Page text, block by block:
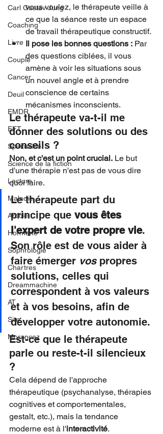
Carl Gustav Jung
Coaching
Livre
Couple
Cancer
Deuil
EMDR
EFT
Spiritualité
Science de la fiction
Lecture
Maladie
Article
Hormone
Sophrologie
Chartres
Dreammachine
AT
Site
Morancez
vous voulez, le thérapeute veille à
ce que la séance reste un espace
de travail thérapeutique constructif.
Il pose les bonnes questions : Par
des questions ciblées, il vous
amène à voir les situations sous
un nouvel angle et à prendre
conscience de certains
mécanismes inconscients.
Le thérapeute va-t-il me
donner des solutions ou des
conseils ?
Non, et c'est un point crucial. Le but
d'une thérapie n'est pas de vous dire
quoi faire.
Le thérapeute part du
principe que vous êtes
l'expert de votre propre vie.
Son rôle est de vous aider à
faire émerger vos propres
solutions, celles qui
correspondent à vos valeurs
et à vos besoins, afin de
développer votre autonomie.
Est-ce que le thérapeute
parle ou reste-t-il silencieux
?
Cela dépend de l'approche
thérapeutique (psychanalyse, thérapies
cognitives et comportementales,
gestalt, etc.), mais la tendance
moderne est à l'interactivité.